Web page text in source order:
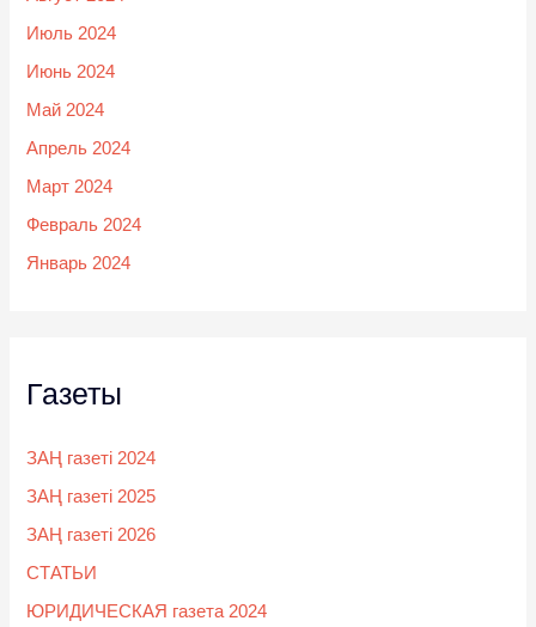
Июль 2024
Июнь 2024
Май 2024
Апрель 2024
Март 2024
Февраль 2024
Январь 2024
Газеты
ЗАҢ газеті 2024
ЗАҢ газеті 2025
ЗАҢ газеті 2026
СТАТЬИ
ЮРИДИЧЕСКАЯ газета 2024